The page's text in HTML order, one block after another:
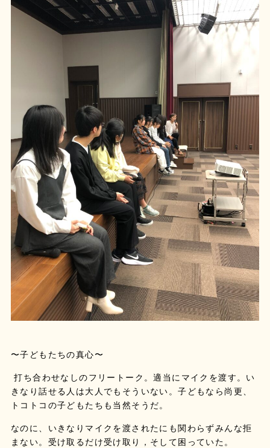
〜子どもたちの真心〜
打ち合わせなしのフリートーク。適当にマイクを渡す。い
きなり話せる人は大人でもそういない。子どもなら尚更、
トコトコの子どもたちも当然そうだ。
なのに、いきなりマイクを渡されたにも関わらずみんな拒
まない。受け取るだけ受け取り，そして困っていた。